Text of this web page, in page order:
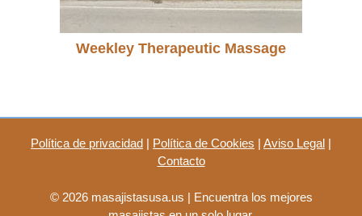
Weekley Therapeutic Massage
Política de privacidad | Política de Cookies | Aviso Legal |
Contacto
© 2026 masajistasusa.us | Encuentra los mejores